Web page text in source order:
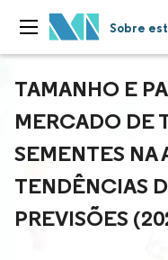
Sobre
TAMANHO E
MERCADO DE
SEMENTES NA
TENDÊNCIAS
PREVISÕES